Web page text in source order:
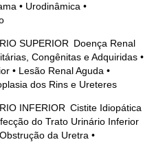
• Urodinâmica •
SUPERIOR Doença Renal
Congênitas e Adquiridas •
• Lesão Renal Aguda •
dos Rins e Ureteres
INFERIOR Cistite Idiopática
do Trato Urinário Inferior
da Uretra •